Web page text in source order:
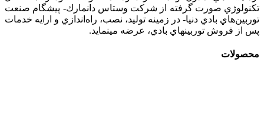
تكنولوژي صورت گرفته از شركت وستاس دانمارك- پيشگام صنعت
توربين‌هاي بادي دنيا- در زمينه توليد، نصب، راه‌اندازي و ارايه خدمات
پس از فروش توربينهاي بادي، عرضه مينمايد.
محصولات